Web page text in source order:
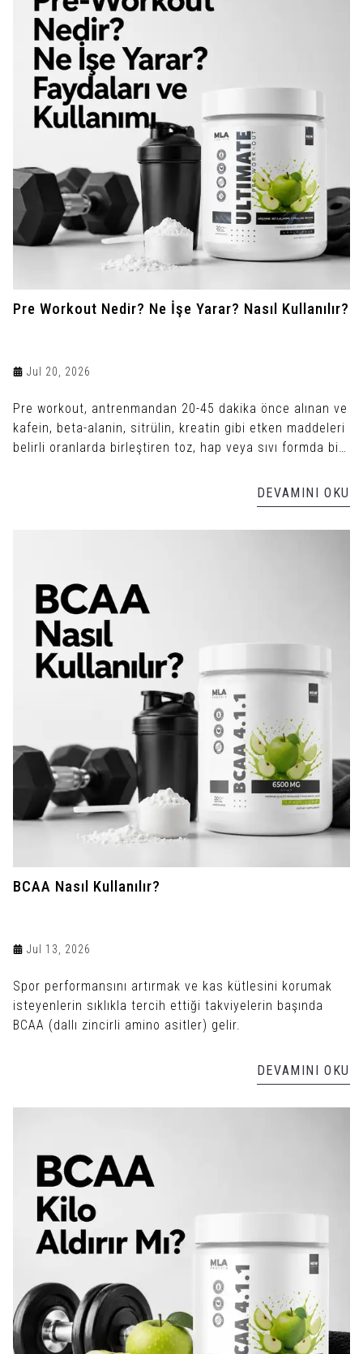
Pre Workout Nedir? Ne İşe Yarar? Nasıl Kullanılır?
Jul 20, 2026
Pre workout, antrenmandan 20-45 dakika önce alınan ve
kafein, beta-alanin, sitrülin, kreatin gibi etken maddeleri
belirli oranlarda birleştiren toz, hap veya sıvı formda bir
DEVAMINI OKU
BCAA Nasıl Kullanılır?
Jul 13, 2026
Spor performansını artırmak ve kas kütlesini korumak
isteyenlerin sıklıkla tercih ettiği takviyelerin başında
BCAA (dallı zincirli amino asitler) gelir.
DEVAMINI OKU